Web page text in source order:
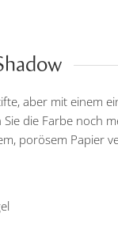
aber mit einem
die Farbe noch
porösem Papier